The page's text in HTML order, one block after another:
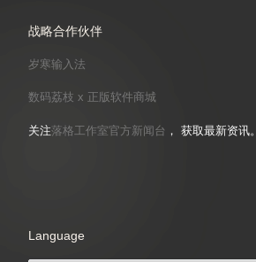
战略合作伙伴
岁寒输入法
数码荔枝 x 正版软件商城
关注落格工作室官方新闻台 ， 获取最新资讯。
Language